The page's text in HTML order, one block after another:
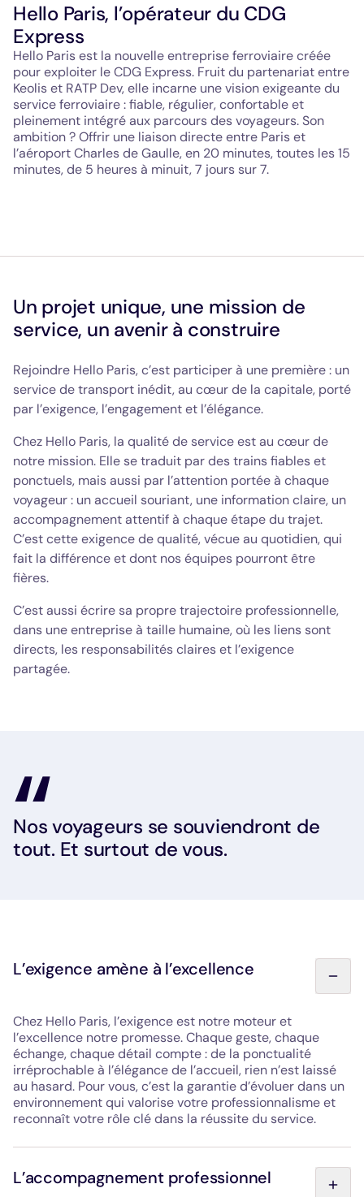
Hello Paris, l’opérateur du CDG
Express
Hello Paris est la nouvelle entreprise ferroviaire créée
pour exploiter le CDG Express. Fruit du partenariat entre
Keolis et RATP Dev, elle incarne une vision exigeante du
service ferroviaire : fiable, régulier, confortable et
pleinement intégré aux parcours des voyageurs. Son
ambition ? Offrir une liaison directe entre Paris et
l’aéroport Charles de Gaulle, en 20 minutes, toutes les 15
minutes, de 5 heures à minuit, 7 jours sur 7.
Un projet unique, une mission de
service, un avenir à construire
Rejoindre Hello Paris, c’est participer à une première : un
service de transport inédit, au cœur de la capitale, porté
par l’exigence, l’engagement et l’élégance.
Chez Hello Paris, la qualité de service est au cœur de
notre mission. Elle se traduit par des trains fiables et
ponctuels, mais aussi par l’attention portée à chaque
voyageur : un accueil souriant, une information claire, un
accompagnement attentif à chaque étape du trajet.
C’est cette exigence de qualité, vécue au quotidien, qui
fait la différence et dont nos équipes pourront être
fières.
C’est aussi écrire sa propre trajectoire professionnelle,
dans une entreprise à taille humaine, où les liens sont
directs, les responsabilités claires et l’exigence
partagée.
Nos voyageurs se souviendront de
tout. Et surtout de vous.
L’exigence amène à l’excellence
Chez Hello Paris, l’exigence est notre moteur et
l’excellence notre promesse. Chaque geste, chaque
échange, chaque détail compte : de la ponctualité
irréprochable à l’élégance de l’accueil, rien n’est laissé
au hasard. Pour vous, c’est la garantie d’évoluer dans un
environnement qui valorise votre professionnalisme et
reconnaît votre rôle clé dans la réussite du service.
L’accompagnement professionnel